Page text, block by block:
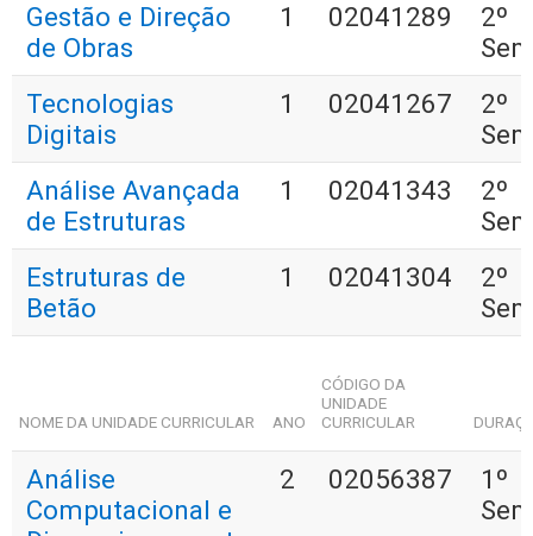
Gestão e Direção
de Obras
1 02041289
2º
Tecnologias
Digitais
1 02041267
2º
Análise Avançada
de Estruturas
1 02041343
2º
Estruturas de
Betão
1 02041304
2º
NOME DA UNIDADE CURRICULAR ANO
CÓDIGO DA
UNIDADE
CURRICULAR
Análise
Computacional e
2 02056387
1º